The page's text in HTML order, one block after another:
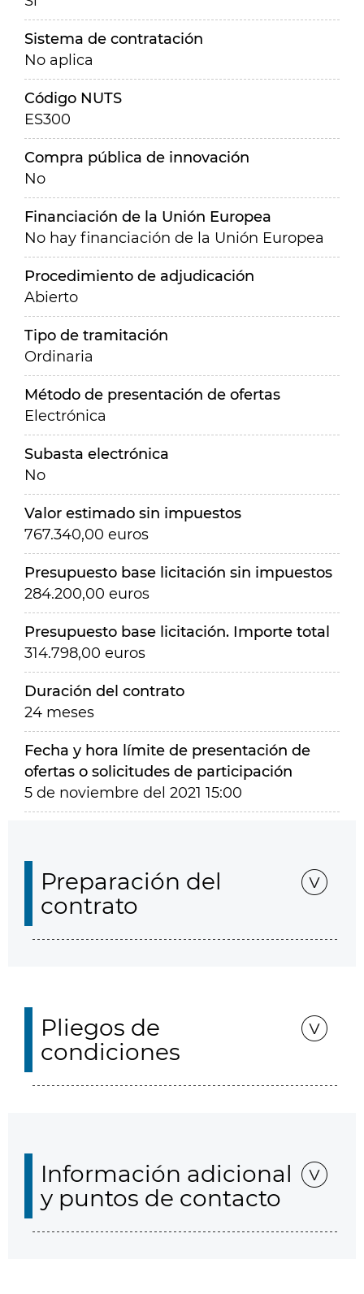
Sistema de contratación
No aplica
Código NUTS
ES300
Compra pública de innovación
No
Financiación de la Unión Europea
No hay financiación de la Unión Europea
Procedimiento de adjudicación
Abierto
Tipo de tramitación
Ordinaria
Método de presentación de ofertas
Electrónica
Subasta electrónica
No
Valor estimado sin impuestos
767.340,00 euros
Presupuesto base licitación sin impuestos
284.200,00 euros
Presupuesto base licitación. Importe total
314.798,00 euros
Duración del contrato
24 meses
Fecha y hora límite de presentación de
ofertas o solicitudes de participación
5 de noviembre del 2021 15:00
Preparación del
contrato
Pliegos de
condiciones
Información adicional
y puntos de contacto